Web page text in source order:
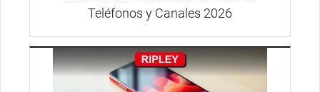
Teléfonos y Canales 2026